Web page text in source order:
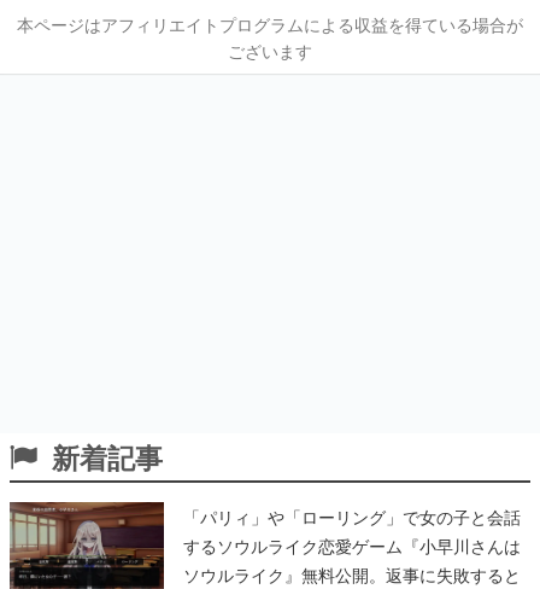
本ページはアフィリエイトプログラムによる収益を得ている場合が
ございます
新着記事
「パリィ」や「ローリング」で女の子と会話
するソウルライク恋愛ゲーム『小早川さんは
ソウルライク』無料公開。返事に失敗すると